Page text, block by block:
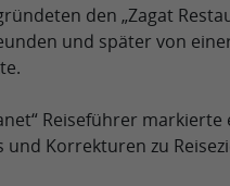
den „Zagat
und später von
Reiseführer
und Korrekturen zu